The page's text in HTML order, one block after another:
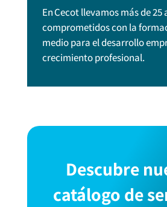
En Cecot llevamos más de 25
comprometidos con la
medio para el desarrollo
crecimiento profesional.
Descubre
catálogo de